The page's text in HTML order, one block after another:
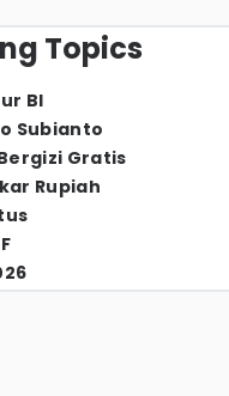
Topics
BI
Subianto
Gratis
Rupiah